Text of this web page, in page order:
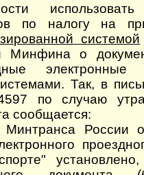
использовать
по налогу на
системой
Минфина о
электронные
Так, в
по случаю
сообщается:
Минтранса России